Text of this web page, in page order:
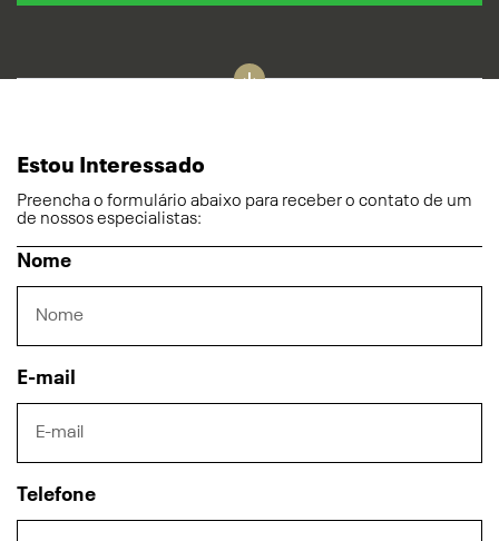
Estou Interessado
Preencha o formulário abaixo para receber o contato de um
de nossos especialistas:
Nome
E-mail
Telefone